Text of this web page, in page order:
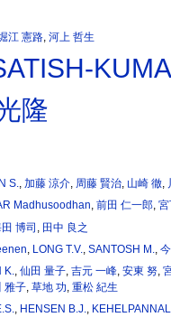
江 憲路,河上 哲生
隆
S.,加藤 涼介, 周藤 賢治, 山崎 徹,
Madhusoodhan,前田 仁一郎,
博司
田中 良之
LONG T.V. ,SANTOSH M. ,
,仙田 量子 ,吉元 一峰 ,安東 努 ,
雅子, 草地 功 重松 紀生
HENSEN B.J.